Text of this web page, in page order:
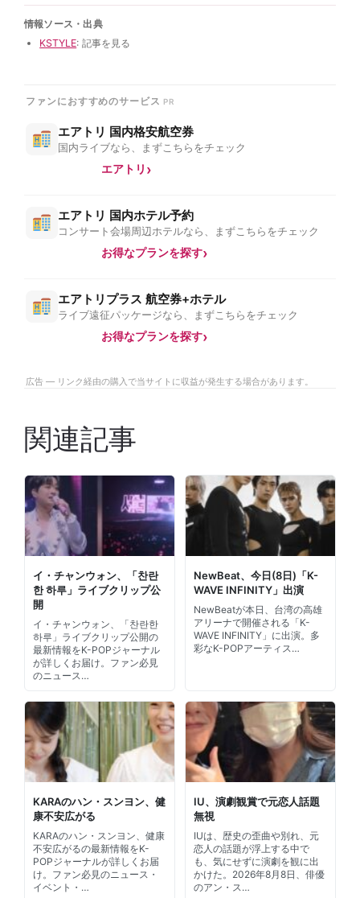
情報ソース・出典
KSTYLE: 記事を見る
ファンにおすすめのサービス
エアトリ 国内格安航空券
国内ライブなら、まずこちらをチェック
エアトリ
エアトリ 国内ホテル予約
コンサート会場周辺ホテルなら、まずこちらをチェック
お得なプランを探す
エアトリプラス 航空券+ホテル
ライブ遠征パッケージなら、まずこちらをチェック
お得なプランを探す
広告 — リンク経由の購入で当サイトに収益が発生する場合があります。
関連記事
イ・チャンウォン、「찬란
한 하루」ライブクリップ公
開
イ・チャンウォン、「찬란한
하루」ライブクリップ公開の
最新情報をK-POPジャーナル
が詳しくお届け。ファン必見
のニュース…
NewBeat、今日(8日)「K-
WAVE INFINITY」出演
NewBeatが本日、台湾の高雄
アリーナで開催される「K-
WAVE INFINITY」に出演。多
彩なK-POPアーティス…
KARAのハン・スンヨン、健
康不安広がる
KARAのハン・スンヨン、健康
不安広がるの最新情報をK-
POPジャーナルが詳しくお届
け。ファン必見のニュース・
イベント・…
IU、演劇観賞で元恋人話題
無視
IUは、歴史の歪曲や別れ、元
恋人の話題が浮上する中で
も、気にせずに演劇を観に出
かけた。2026年8月8日、俳優
のアン・ス…